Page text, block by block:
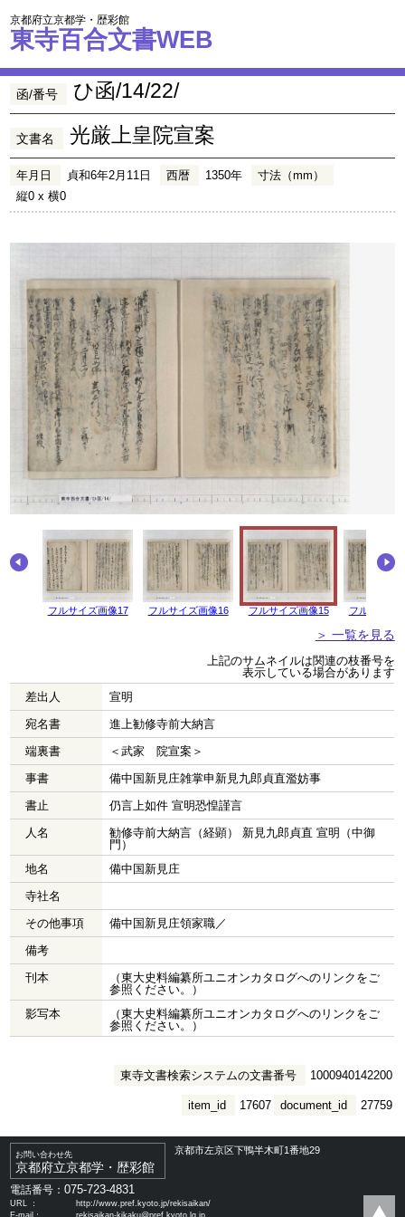
京都府立京都学・歴彩館
東寺百合文書WEB
函/番号 ひ函/14/22/
文書名 光厳上皇院宣案
年月日 貞和6年2月11日 西暦 1350年
寸法（mm）
縦0 x 横0
フルサイズ画像17 フルサイズ画像16 フルサイズ画像15 フルサイズ
＞ 一覧を見る
上記のサムネイルは関連の枝番号を
表示している場合があります
差出人
宣明
宛名書
進上勧修寺前大納言
端裏書
＜武家 院宣案＞
事書
備中国新見庄雑掌申新見九郎貞直濫妨事
書止
仍言上如件 宣明恐惶謹言
人名
勧修寺前大納言（経顕） 新見九郎貞直 宣明（中御
門）
地名
備中国新見庄
寺社名
その他事項
備中国新見庄領家職／
備考
刊本
（東大史料編纂所ユニオンカタログへのリンクをご
参照ください。）
影写本
（東大史料編纂所ユニオンカタログへのリンクをご
参照ください。）
東寺文書検索システムの文書番号 1000940142200
document_id 27759
item_id 17607
お問い合わせ先
京都府立京都学・歴彩館
京都市左京区下鴨半木町1番地29
電話番号：075-723-4831
URL ：
http://www.pref.kyoto.jp/rekisaikan/
E-mail：
rekisaikan-kikaku@pref.kyoto.lg.jp